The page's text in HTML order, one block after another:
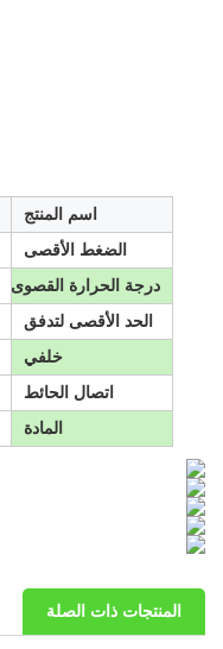
اسم المنتج
الضغط الأقصى
درجة الحرارة القصوى
الحد الأقصى لتدفق
خلفي
اتصال الحائط
المادة
المنتجات ذات الصلة